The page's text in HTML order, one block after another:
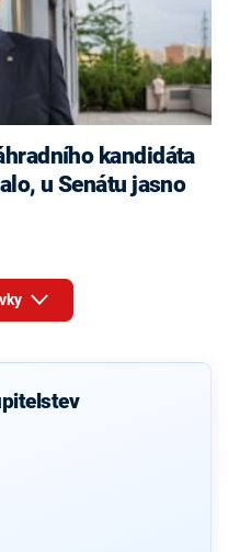
kandidáta
u Senátu jasno